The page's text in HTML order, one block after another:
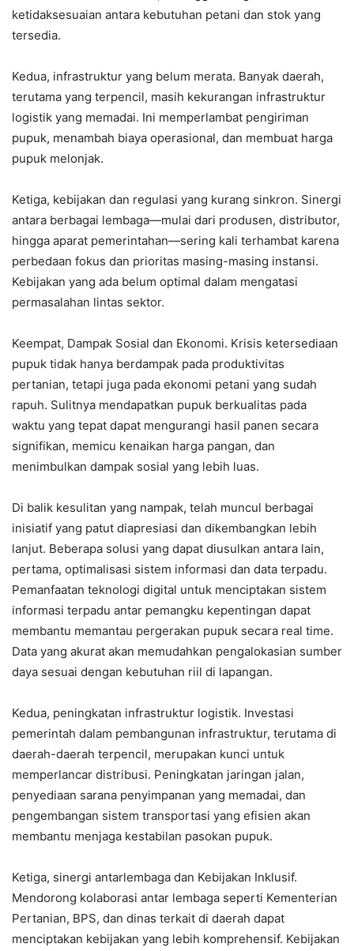
ketidaksesuaian antara kebutuhan petani dan stok yang
tersedia.
Kedua, infrastruktur yang belum merata. Banyak daerah,
terutama yang terpencil, masih kekurangan infrastruktur
logistik yang memadai. Ini memperlambat pengiriman
pupuk, menambah biaya operasional, dan membuat harga
pupuk melonjak.
Ketiga, kebijakan dan regulasi yang kurang sinkron. Sinergi
antara berbagai lembaga—mulai dari produsen, distributor,
hingga aparat pemerintahan—sering kali terhambat karena
perbedaan fokus dan prioritas masing-masing instansi.
Kebijakan yang ada belum optimal dalam mengatasi
permasalahan lintas sektor.
Keempat, Dampak Sosial dan Ekonomi. Krisis ketersediaan
pupuk tidak hanya berdampak pada produktivitas
pertanian, tetapi juga pada ekonomi petani yang sudah
rapuh. Sulitnya mendapatkan pupuk berkualitas pada
waktu yang tepat dapat mengurangi hasil panen secara
signifikan, memicu kenaikan harga pangan, dan
menimbulkan dampak sosial yang lebih luas.
Di balik kesulitan yang nampak, telah muncul berbagai
inisiatif yang patut diapresiasi dan dikembangkan lebih
lanjut. Beberapa solusi yang dapat diusulkan antara lain,
pertama, optimalisasi sistem informasi dan data terpadu.
Pemanfaatan teknologi digital untuk menciptakan sistem
informasi terpadu antar pemangku kepentingan dapat
membantu memantau pergerakan pupuk secara real time.
Data yang akurat akan memudahkan pengalokasian sumber
daya sesuai dengan kebutuhan riil di lapangan.
Kedua, peningkatan infrastruktur logistik. Investasi
pemerintah dalam pembangunan infrastruktur, terutama di
daerah-daerah terpencil, merupakan kunci untuk
memperlancar distribusi. Peningkatan jaringan jalan,
penyediaan sarana penyimpanan yang memadai, dan
pengembangan sistem transportasi yang efisien akan
membantu menjaga kestabilan pasokan pupuk.
Ketiga, sinergi antarlembaga dan Kebijakan Inklusif.
Mendorong kolaborasi antar lembaga seperti Kementerian
Pertanian, BPS, dan dinas terkait di daerah dapat
menciptakan kebijakan yang lebih komprehensif. Kebijakan